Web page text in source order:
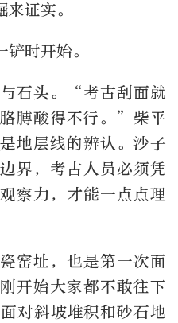
证实。
时开始。
石头。“考古刮面就
膊酸得不行。”柴平
地层线的辨认。沙子
界，考古人员必须凭
察力，才能一点点理
窑址，也是第一次面
开始大家都不敢往下
对斜坡堆积和砂石地